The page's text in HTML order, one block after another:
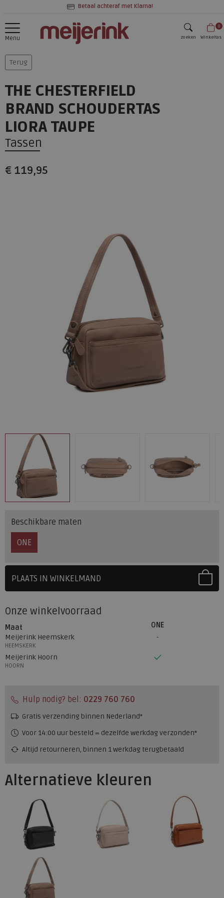
Betaal achteraf met Klarna!
Menu zoeken
0
Winkeltas
Terug
THE CHESTERFIELD
BRAND SCHOUDERTAS
LIORA TAUPE
Tassen
€ 119,95
Beschikbare maten
ONE
PLAATS IN WINKELMAND
Onze winkelvoorraad
Maat
ONE
Meijerink Heemskerk
HEEMSKERK
Meijerink Hoorn
HOORN
Hulp nodig? bel: 0229 760 760
Gratis verzending binnen Nederland*
Voor 14:00 uur besteld = dezelfde werkdag verzonden*
Altijd retourneren, binnen 1 werkdag terugbetaald
Alternatieve kleuren